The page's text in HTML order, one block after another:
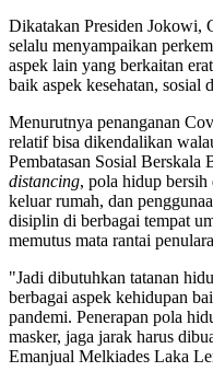
Dikatakan Presiden Jokowi,
selalu menyampaikan
aspek lain yang berkaitan
baik aspek kesehatan, sosial
Menurutnya penanganan
relatif bisa dikendalikan
Pembatasan Sosial Berskala
distancing, pola hidup bersih
keluar rumah, dan
disiplin di berbagai tempat
memutus mata rantai
"Jadi dibutuhkan tatanan
berbagai aspek kehidupan
pandemi. Penerapan pola
masker, jaga jarak harus
Emanjual Melkiades Laka